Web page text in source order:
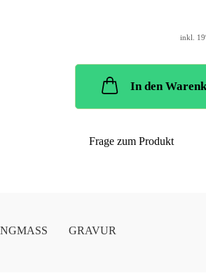
inkl.
In den
Frage zum Produkt
GRAVUR